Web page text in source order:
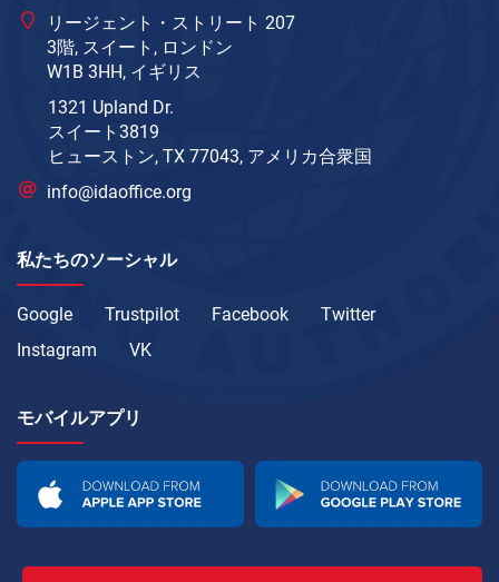
リージェント・ストリート 207
3階, スイート, ロンドン
W1B 3HH, イギリス
1321 Upland Dr.
スイート3819
ヒューストン, TX 77043, アメリカ合衆国
info@idaoffice.org
私たちのソーシャル
Google Trustpilot Facebook
Twitter
Instagram
VK
モバイルアプリ